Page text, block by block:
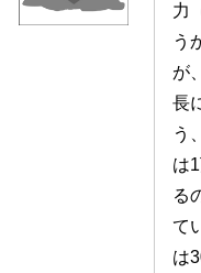
力
う
が
長
う
は
る
て
は